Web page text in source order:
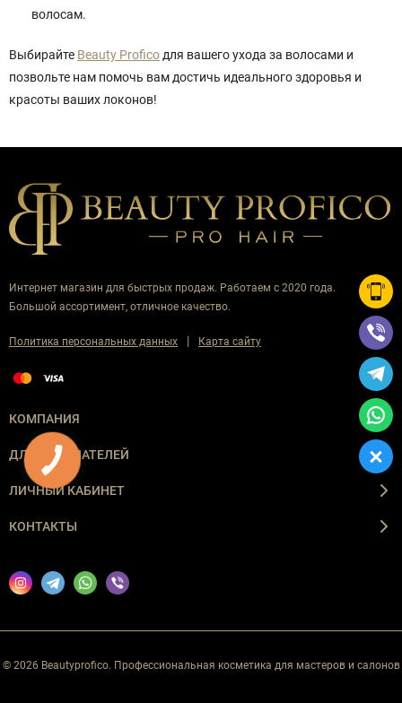
волосам.
Выбирайте Beauty Profico для вашего ухода за волосами и
позвольте нам помочь вам достичь идеального здоровья и
красоты ваших локонов!
Интернет магазин для быстрых продаж. Работаем с 2020 года.
Большой ассортимент, отличное качество.
Политика персональных данных | Карта сайту
КОМПАНИЯ
ДЛЯ ПОКУПАТЕЛЕЙ
ЛИЧНЫЙ КАБИНЕТ
КОНТАКТЫ
© 2026 Beautyprofico. Профессиональная косметика для мастеров и салонов